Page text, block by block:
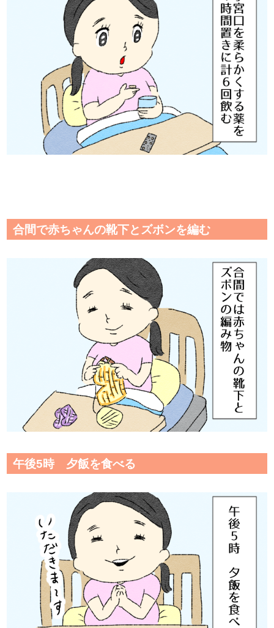
合間で赤ちゃんの靴下とズボンを編む
午後5時 夕飯を食べる